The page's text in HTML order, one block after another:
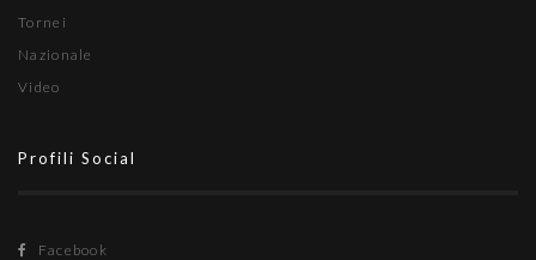
Tornei
Nazionale
Video
Profili Social
Facebook